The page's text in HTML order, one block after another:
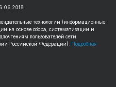
технологии (информационные
на основе сбора, систематизации и
пользователей сети
Российской Федерации). Подробная